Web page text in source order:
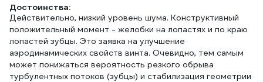
Достоинства:
Действительно, низкий уровень шума. Конструктивный
положительный момент - желобки на лопастях и по краю
лопастей зубцы. Это заявка на улучшение
аэродинамических свойств винта. Очевидно, тем самым
может понижаться вероятность резкого обрыва
турбулентных потоков (зубцы) и стабилизация геометрии